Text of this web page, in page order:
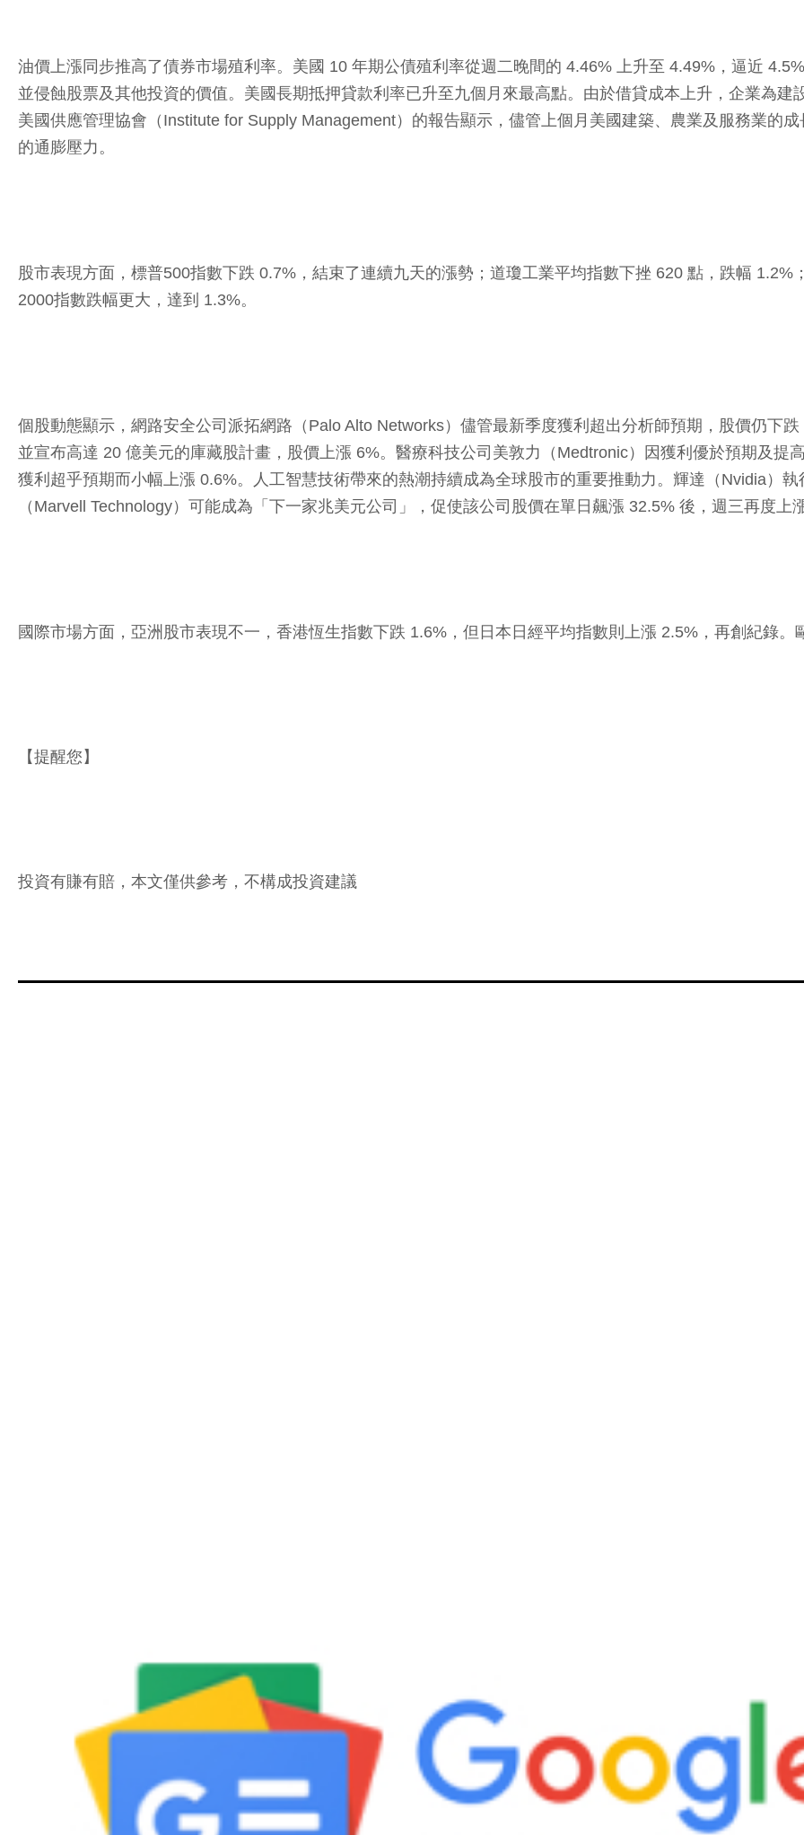
油價上漲同步推高了債券市場殖利率。美國 10 年期公債殖利率從週二晚間的 4.46% 上升至 4.49%，逼近
並侵蝕股票及其他投資的價值。美國長期抵押貸款利率已升至九個月來最高點。由於借貸成本上升，企業為建
美國供應管理協會（Institute for Supply Management）的報告顯示，儘管上個月美國建築、農業及服務業的
的通膨壓力。
股市表現方面，標普500指數下跌 0.7%，結束了連續九天的漲勢；道瓊工業平均指數下挫 620 點，跌幅
2000指數跌幅更大，達到 1.3%。
個股動態顯示，網路安全公司派拓網路（Palo Alto Networks）儘管最新季度獲利超出分析師預期，股價仍下
並宣布高達 20 億美元的庫藏股計畫，股價上漲 6%。醫療科技公司美敦力（Medtronic）因獲利優於預期及提
獲利超乎預期而小幅上漲 0.6%。人工智慧技術帶來的熱潮持續成為全球股市的重要推動力。輝達（Nvidia）
（Marvell Technology）可能成為「下一家兆美元公司」，促使該公司股價在單日飆漲 32.5% 後，週三再度上
國際市場方面，亞洲股市表現不一，香港恆生指數下跌 1.6%，但日本日經平均指數則上漲 2.5%，再創紀錄。
【提醒您】
投資有賺有賠，本文僅供參考，不構成投資建議